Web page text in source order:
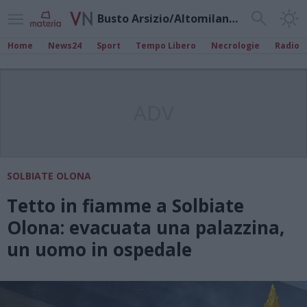
Busto Arsizio/Altomilanese
Home News24 Sport Tempo Libero Necrologie Radio
SOLBIATE OLONA
Tetto in fiamme a Solbiate
Olona: evacuata una palazzina,
un uomo in ospedale